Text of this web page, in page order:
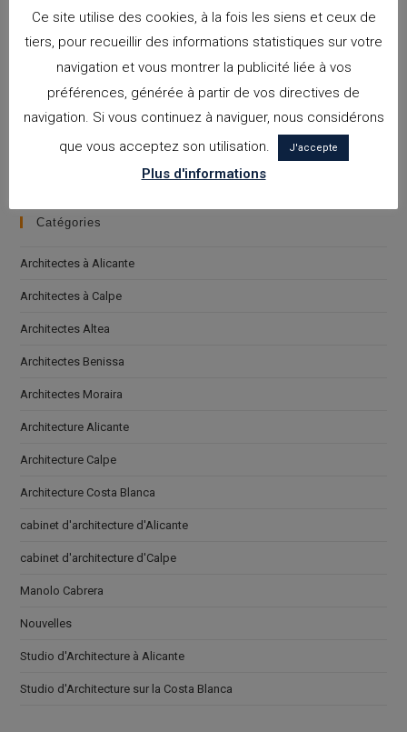
Please leave this field empty.
politique de confidentialité
Catégories
Architectes à Alicante
Architectes à Calpe
Architectes Altea
Architectes Benissa
Architectes Moraira
Architecture Alicante
Architecture Calpe
Architecture Costa Blanca
cabinet d'architecture d'Alicante
cabinet d'architecture d'Calpe
Manolo Cabrera
Nouvelles
Studio d'Architecture à Alicante
Studio d'Architecture sur la Costa Blanca
Ce site utilise des cookies, à la fois les siens et ceux de
tiers, pour recueillir des informations statistiques sur votre
navigation et vous montrer la publicité liée à vos
préférences, générée à partir de vos directives de
navigation. Si vous continuez à naviguer, nous considérons
que vous acceptez son utilisation.
J'accepte
Plus d'informations